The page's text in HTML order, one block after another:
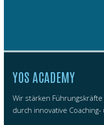
YOS ACADEMY
Wir stärken
durch innovative